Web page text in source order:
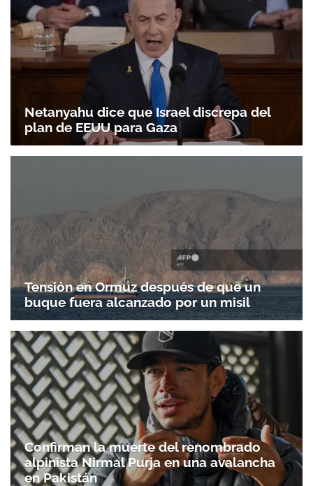
Netanyahu dice que Israel discrepa del
plan de EEUU para Gaza
Tensión en Ormuz después de que un
buque fuera alcanzado por un misil
Confirman la muerte del renombrado
alpinista Nirmal Purja en una avalancha
en Pakistán